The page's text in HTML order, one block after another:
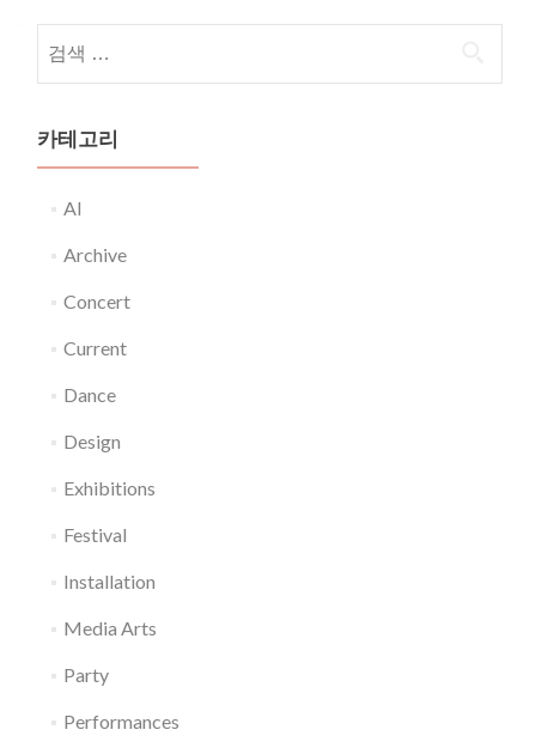
카테고리
AI
Archive
Concert
Current
Dance
Design
Exhibitions
Festival
Installation
Media Arts
Party
Performances